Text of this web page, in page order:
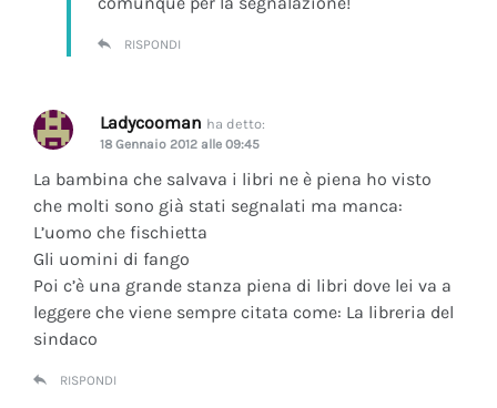
RISPONDI
Ladycooman ha detto:
18 Gennaio 2012 alle 09:45
La bambina che salvava i libri ne è piena ho visto
che molti sono già stati segnalati ma manca:
L’uomo che fischietta
Gli uomini di fango
Poi c’è una grande stanza piena di libri dove lei va a
leggere che viene sempre citata come: La libreria del
sindaco
RISPONDI